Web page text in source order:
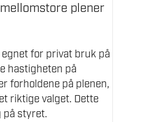
plener
for privat bruk på
hastigheten på
forholdene på plenen,
riktige valget. Dette
på styret.